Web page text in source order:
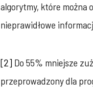
algorytmy, które można
nieprawidłowe
[2] Do 55% mniejsze
przeprowadzony dla